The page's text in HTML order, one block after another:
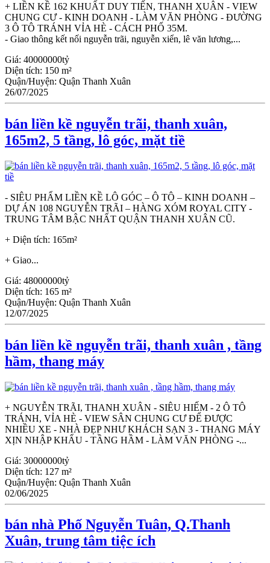
+ LIỀN KỀ 162 KHUẤT DUY TIẾN, THANH XUÂN - VIEW
CHUNG CƯ - KINH DOANH - LÀM VĂN PHÒNG - ĐƯỜNG
3 Ô TÔ TRÁNH VỈA HÈ - CÁCH PHỐ 35M.
- Giao thông kết nối nguyễn trãi, nguyễn xiển, lê văn lương,...
Giá: 40000000tỷ
Diện tích: 150 m²
Quận/Huyện: Quận Thanh Xuân
26/07/2025
bán liền kề nguyễn trãi, thanh xuân,
165m2, 5 tầng, lô góc, mặt tiề
- SIÊU PHẨM LIỀN KỀ LÔ GÓC – Ô TÔ – KINH DOANH –
DỰ ÁN 108 NGUYỄN TRÃI – HÀNG XÓM ROYAL CITY -
TRUNG TÂM BẬC NHẤT QUẬN THANH XUÂN CŨ.
+ Diện tích: 165m²
+ Giao...
Giá: 48000000tỷ
Diện tích: 165 m²
Quận/Huyện: Quận Thanh Xuân
12/07/2025
bán liền kề nguyễn trãi, thanh xuân , tầng
hầm, thang máy
+ NGUYỄN TRÃI, THANH XUÂN - SIÊU HIẾM - 2 Ô TÔ
TRÁNH, VỈA HÈ - VIEW SÂN CHUNG CƯ ĐỂ ĐƯỢC
NHIỀU XE - NHÀ ĐẸP NHƯ KHÁCH SẠN 3 - THANG MÁY
XỊN NHẬP KHẨU - TẦNG HẦM - LÀM VĂN PHÒNG -...
Giá: 30000000tỷ
Diện tích: 127 m²
Quận/Huyện: Quận Thanh Xuân
02/06/2025
bán nhà Phố Nguyễn Tuân, Q.Thanh
Xuân, trung tâm tiệc ích